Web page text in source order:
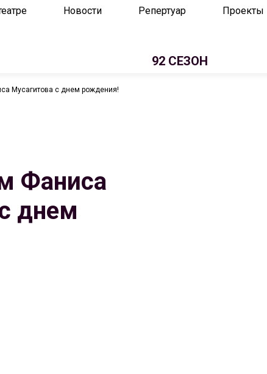
Новости Репертуар Проекты
92 СЕЗОН
Мусагитова с днем рождения!
Фаниса
днем